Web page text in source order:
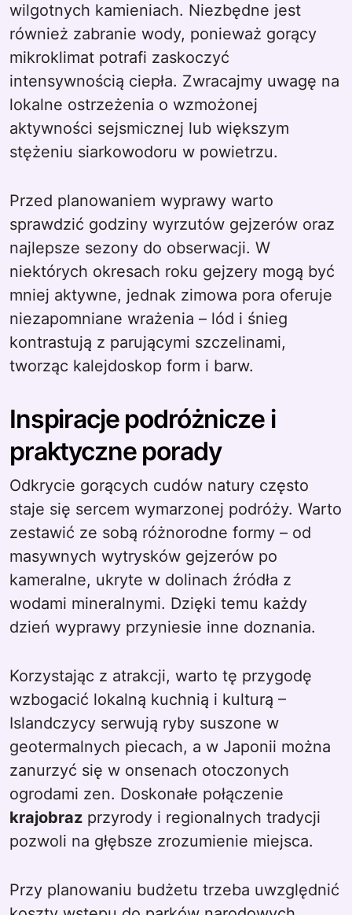
wilgotnych kamieniach. Niezbędne jest
również zabranie wody, ponieważ gorący
mikroklimat potrafi zaskoczyć
intensywnością ciepła. Zwracajmy uwagę na
lokalne ostrzeżenia o wzmożonej
aktywności sejsmicznej lub większym
stężeniu siarkowodoru w powietrzu.
Przed planowaniem wyprawy warto
sprawdzić godziny wyrzutów gejzerów oraz
najlepsze sezony do obserwacji. W
niektórych okresach roku gejzery mogą być
mniej aktywne, jednak zimowa pora oferuje
niezapomniane wrażenia – lód i śnieg
kontrastują z parującymi szczelinami,
tworząc kalejdoskop form i barw.
Inspiracje podróżnicze i
praktyczne porady
Odkrycie gorących cudów natury często
staje się sercem wymarzonej podróży. Warto
zestawić ze sobą różnorodne formy – od
masywnych wytrysków gejzerów po
kameralne, ukryte w dolinach źródła z
wodami mineralnymi. Dzięki temu każdy
dzień wyprawy przyniesie inne doznania.
Korzystając z atrakcji, warto tę przygodę
wzbogacić lokalną kuchnią i kulturą –
Islandczycy serwują ryby suszone w
geotermalnych piecach, a w Japonii można
zanurzyć się w onsenach otoczonych
ogrodami zen. Doskonałe połączenie
krajobraz przyrody i regionalnych tradycji
pozwoli na głębsze zrozumienie miejsca.
Przy planowaniu budżetu trzeba uwzględnić